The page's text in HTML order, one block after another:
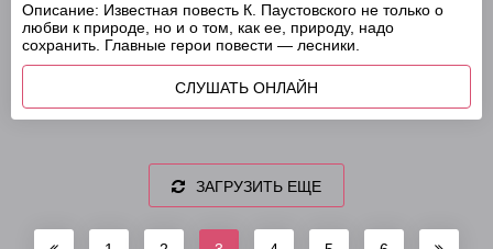
Описание: Известная повесть К. Паустовского не только о
любви к природе, но и о том, как ее, природу, надо
сохранить. Главные герои повести — лесники.
СЛУШАТЬ ОНЛАЙН
ЗАГРУЗИТЬ ЕЩЕ